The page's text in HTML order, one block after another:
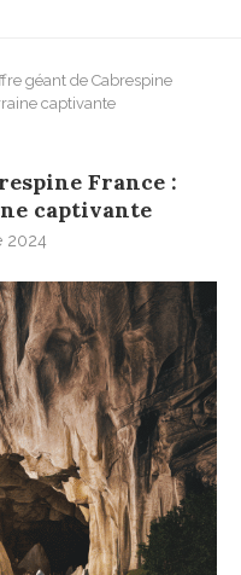
géant de Cabrespine
captivante
France :
captivante
2024